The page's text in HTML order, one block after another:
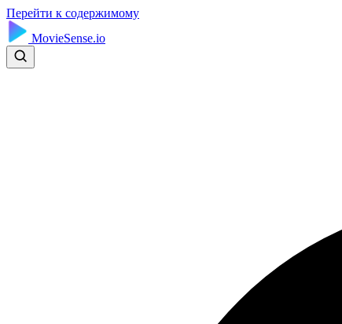
Перейти к содержимому
MovieSense.io